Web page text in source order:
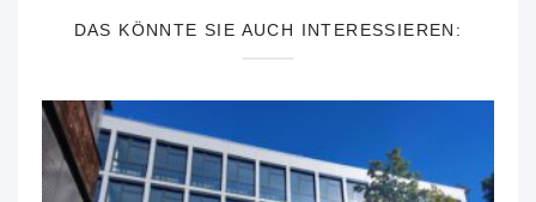
DAS KÖNNTE SIE AUCH INTERESSIEREN: